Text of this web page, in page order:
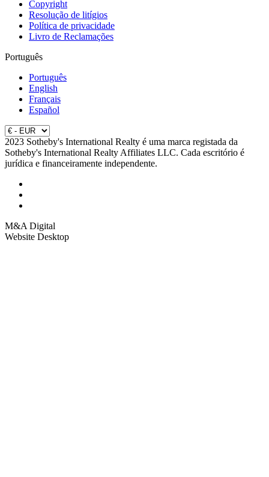
Copyright
Resolução de litígios
Política de privacidade
Livro de Reclamações
Português
Português
English
Français
Español
2023 Sotheby's International Realty é uma marca registada da
Sotheby's International Realty Affiliates LLC. Cada escritório é
jurídica e financeiramente independente.
M&A Digital
Website Desktop